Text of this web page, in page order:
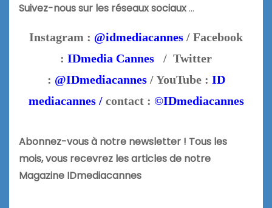
Suivez-nous sur les réseaux sociaux…
Instagram : @idmediacannes / Facebook
: IDmedia Cannes / Twitter
: @IDmediacannes/ YouTube : ID
mediacannes / contact : ©IDmediacannes
Abonnez-vous à notre newsletter ! Tous les
mois, vous recevrez les articles de notre
Magazine IDmediacannes